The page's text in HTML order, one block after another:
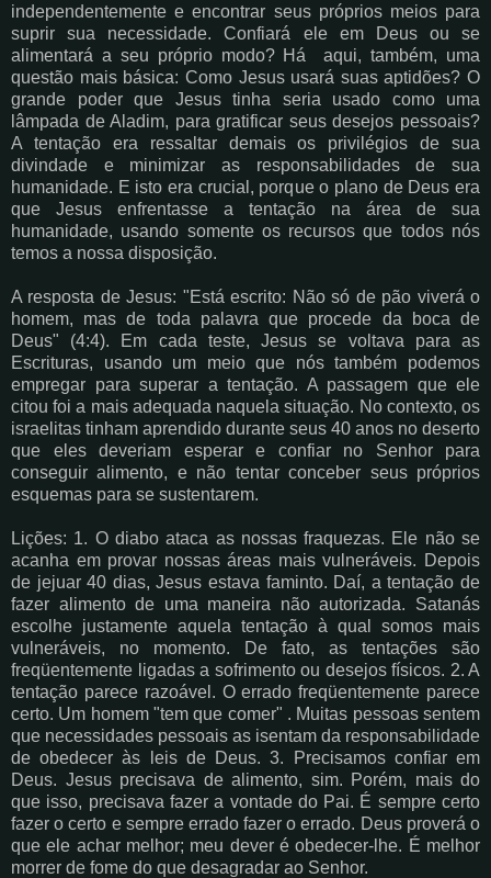
independentemente e encontrar seus próprios meios para
suprir sua necessidade. Confiará ele em Deus ou se
alimentará a seu próprio modo? Há aqui, também, uma
questão mais básica: Como Jesus usará suas aptidões? O
grande poder que Jesus tinha seria usado como uma
lâmpada de Aladim, para gratificar seus desejos pessoais?
A tentação era ressaltar demais os privilégios de sua
divindade e minimizar as responsabilidades de sua
humanidade. E isto era crucial, porque o plano de Deus era
que Jesus enfrentasse a tentação na área de sua
humanidade, usando somente os recursos que todos nós
temos a nossa disposição.
A resposta de Jesus: "Está escrito: Não só de pão viverá o
homem, mas de toda palavra que procede da boca de
Deus" (4:4). Em cada teste, Jesus se voltava para as
Escrituras, usando um meio que nós também podemos
empregar para superar a tentação. A passagem que ele
citou foi a mais adequada naquela situação. No contexto, os
israelitas tinham aprendido durante seus 40 anos no deserto
que eles deveriam esperar e confiar no Senhor para
conseguir alimento, e não tentar conceber seus próprios
esquemas para se sustentarem.
Lições: 1. O diabo ataca as nossas fraquezas. Ele não se
acanha em provar nossas áreas mais vulneráveis. Depois
de jejuar 40 dias, Jesus estava faminto. Daí, a tentação de
fazer alimento de uma maneira não autorizada. Satanás
escolhe justamente aquela tentação à qual somos mais
vulneráveis, no momento. De fato, as tentações são
freqüentemente ligadas a sofrimento ou desejos físicos. 2. A
tentação parece razoável. O errado freqüentemente parece
certo. Um homem "tem que comer" . Muitas pessoas sentem
que necessidades pessoais as isentam da responsabilidade
de obedecer às leis de Deus. 3. Precisamos confiar em
Deus. Jesus precisava de alimento, sim. Porém, mais do
que isso, precisava fazer a vontade do Pai. É sempre certo
fazer o certo e sempre errado fazer o errado. Deus proverá o
que ele achar melhor; meu dever é obedecer-lhe. É melhor
morrer de fome do que desagradar ao Senhor.